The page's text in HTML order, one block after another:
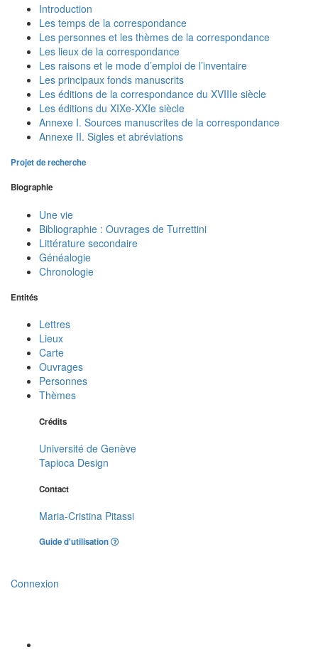
Introduction
Les temps de la correspondance
Les personnes et les thèmes de la correspondance
Les lieux de la correspondance
Les raisons et le mode d’emploi de l’inventaire
Les principaux fonds manuscrits
Les éditions de la correspondance du XVIIIe siècle
Les éditions du XIXe-XXIe siècle
Annexe I. Sources manuscrites de la correspondance
Annexe II. Sigles et abréviations
Projet de recherche
Biographie
Une vie
Bibliographie : Ouvrages de Turrettini
Littérature secondaire
Généalogie
Chronologie
Entités
Lettres
Lieux
Carte
Ouvrages
Personnes
Thèmes
Crédits
Université de Genève
Tapioca Design
Contact
Maria-Cristina Pitassi
Guide d'utilisation
Connexion